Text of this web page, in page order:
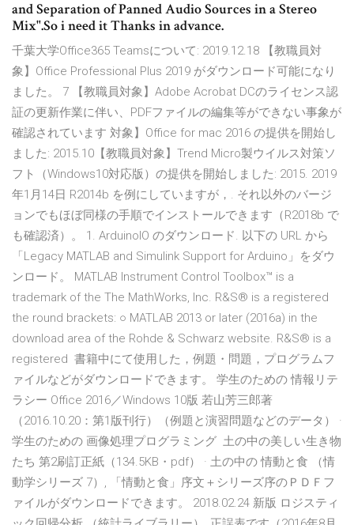
and Separation of Panned Audio Sources in a Stereo
Mix".So i need it Thanks in advance.
千葉大学Office365 Teamsについて: 2019.12.18 【教職員対
象】Office Professional Plus 2019 がダウンロード可能になり
ました。 7 【教職員対象】Adobe Acrobat DCのライセンス認
証の更新作業に伴い、PDFファイルの編集等ができない事象が
確認されています 対象】Office for mac 2016 の提供を開始し
ました: 2015.10【教職員対象】Trend Micro製ウイルス対策ソ
フト（Windows10対応版）の提供を開始しました: 2015. 2019
年1月14日 R2014b を例にしていますが，. それ以外のバージ
ョンでもほぼ同様の手順でインストールできます（R2018b で
も確認済）。 1. ArduinoIO のダウンロード. 以下の URL から
「Legacy MATLAB and Simulink Support for Arduino」をダウ
ンロード。 MATLAB Instrument Control Toolbox™ is a
trademark of the The MathWorks, Inc. R&S® is a registered
the round brackets: ○ MATLAB 2013 or later (2016a) in the
download area of the Rohde & Schwarz website. R&S® is a
registered 書籍中にて使用した，例題・問題，プログラムフ
ァイルなどがダウンロードできます。 学生のための 情報リテ
ラシー Office 2016／Windows 10版 若山芳三郎著
（2016.10.20：第1版刊行）（例題と演習問題などのデータ） ·
学生のための 画像処理プログラミング 土の中の美しい生き物
たち 第2刷訂正紙（134.5KB・pdf） · 土の中の 情動と食 （情
動学シリーズ 7）, 「情動と食」序文＋シリーズ序のＰＤＦフ
ァイルがダウンロードできます。 2018.02.24 新版 ロジスティ